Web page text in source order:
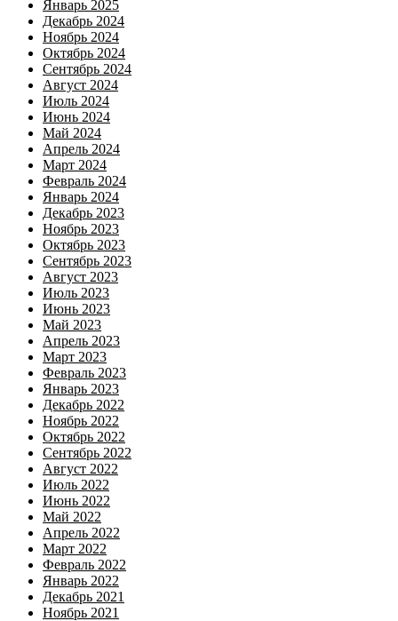
Январь 2025
Декабрь 2024
Ноябрь 2024
Октябрь 2024
Сентябрь 2024
Август 2024
Июль 2024
Июнь 2024
Май 2024
Апрель 2024
Март 2024
Февраль 2024
Январь 2024
Декабрь 2023
Ноябрь 2023
Октябрь 2023
Сентябрь 2023
Август 2023
Июль 2023
Июнь 2023
Май 2023
Апрель 2023
Март 2023
Февраль 2023
Январь 2023
Декабрь 2022
Ноябрь 2022
Октябрь 2022
Сентябрь 2022
Август 2022
Июль 2022
Июнь 2022
Май 2022
Апрель 2022
Март 2022
Февраль 2022
Январь 2022
Декабрь 2021
Ноябрь 2021